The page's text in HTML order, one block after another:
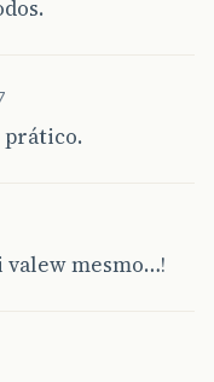
prático.
valew mesmo…!